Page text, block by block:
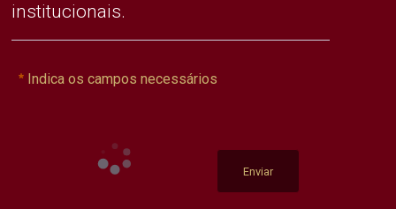
institucionais.
Indica os campos necessários
Enviar